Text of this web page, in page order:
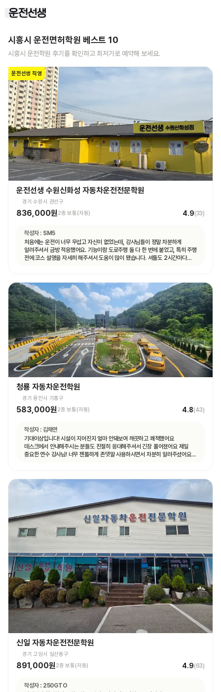
시흥시 운전면허학원 베스트 10
시흥시 운전학원 후기를 확인하고 최저가로 예약해 보세요.
운전선생 직영
운전선생 수원신화성 자동차운전전문학원
경기 수원시 권선구
836,000원2종 보통(자동) 4.9(33)
작성자 : SM5
처음에는 운전이 너무 무섭고 자신이 없었는데, 강사님들이 정말 차분하게
알려주셔서 금방 적응했어요. 기능이랑 도로주행 둘 다 한 번에 붙었고, 특히 주행
전에 코스 설명을 자세히 해주셔서 도움이 많이 됐습니다. 셔틀도 2시간마다
청룡 자동차운전학원
경기 용인시 기흥구
583,000원2종 보통(자동) 4.8(43)
작성자 : 김채연
기대이상입니다! 시설이 지어진지 얼마 안돼보여 깨끗하고 쾌적했어요
데스크에서 안내해주시는 분들도 친절히 응대해주셔서 긴장 풀어졌어요 제일
중요한 연수 강사님! 너무 젠틀하게 존댓말 사용하시면서 차분히 알려주셨어요
신일 자동차운전전문학원
경기 고양시 일산동구
891,000원 2종 보통(자동) 4.9(63)
작성자 : 250GTO